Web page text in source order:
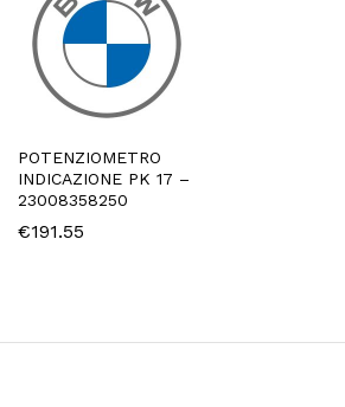
POTENZIOMETRO
INDICAZIONE PK 17 –
23008358250
€191.55